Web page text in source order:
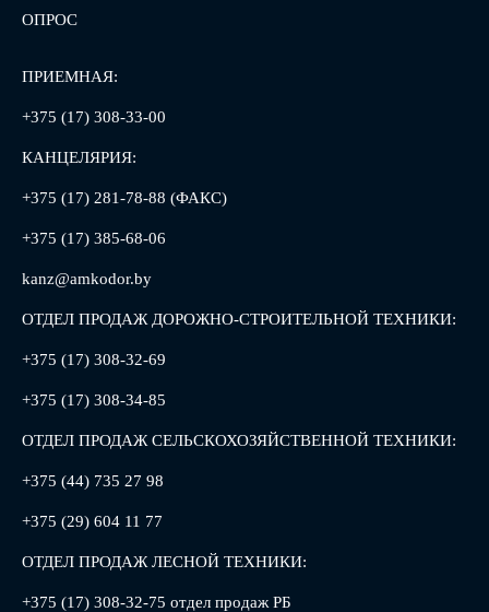
ОПРОС
ПРИЕМНАЯ:
+375 (17) 308-33-00
КАНЦЕЛЯРИЯ:
+375 (17) 281-78-88 (ФАКС)
+375 (17) 385-68-06
kanz@amkodor.by
ОТДЕЛ ПРОДАЖ ДОРОЖНО-СТРОИТЕЛЬНОЙ ТЕХНИКИ:
+375 (17) 308-32-69
+375 (17) 308-34-85
ОТДЕЛ ПРОДАЖ СЕЛЬСКОХОЗЯЙСТВЕННОЙ ТЕХНИКИ:
+375 (44) 735 27 98
+375 (29) 604 11 77
ОТДЕЛ ПРОДАЖ ЛЕСНОЙ ТЕХНИКИ:
+375 (17) 308-32-75 отдел продаж РБ